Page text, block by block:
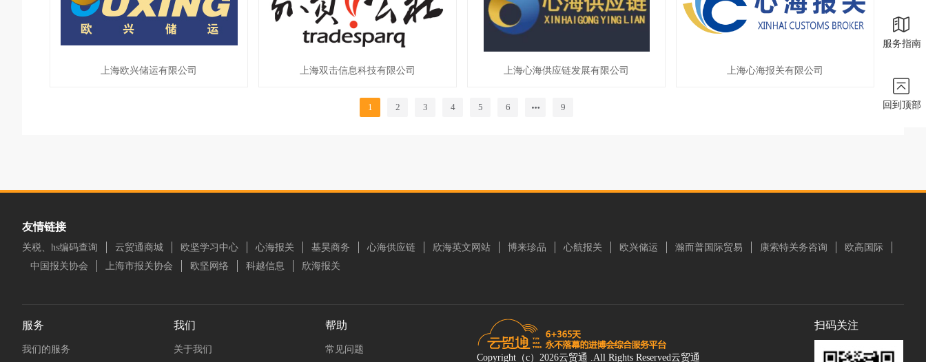
上海欧兴储运有限公司 上海双击信息科技有限公司 上海心海供应链发展有限公司 上海心海报关有限公司
1 2 3 4 5 6 9
友情链接
关税、hs编码查询 云贸通商城 欧坚学习中心 心海报关 基昊商务 心海供应链 欣海英文网站 博来珍品 心航报关 欧兴储运 瀚而普国际贸易 康索特关务咨询
欧高国际
中国报关协会
上海市报关协会 欧坚网络 科越信息 欣海报关
服务
我们的服务
我们
关于我们
帮助
常见问题
Copyright（c）2026云贸通 .All Rights Reserved云贸通
扫码关注
服务指南
回到顶部